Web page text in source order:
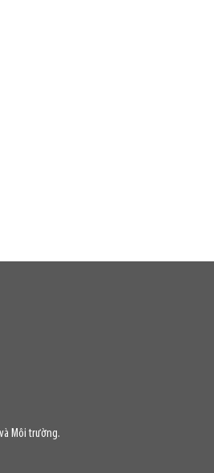
Môi trường.